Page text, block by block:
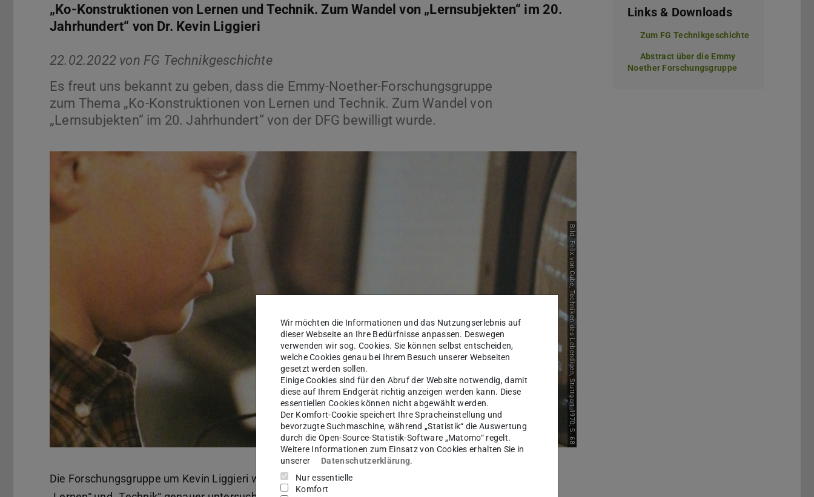
„Ko-Konstruktionen von Lernen und Technik. Zum Wandel von „Lernsubjekten“ im 20.
Jahrhundert“ von Dr. Kevin Liggieri
22.02.2022 von FG Technikgeschichte
Es freut uns bekannt zu geben, dass die Emmy-Noether-Forschungsgruppe
zum Thema „Ko-Konstruktionen von Lernen und Technik. Zum Wandel von
„Lernsubjekten“ im 20. Jahrhundert“ von der DFG bewilligt wurde.
Bild: Felix von Cube, Techniken des Lebendigen, Stuttgart 1970, S. 68
Die Forschungsgruppe um Kevin Liggieri wird ab Herbst 2022 die spannende Verbindung von
Links & Downloads
Zum FG Technikgeschichte
Abstract über die Emmy
Noether Forschungsgruppe
Wir möchten die Informationen und das Nutzungserlebnis auf
dieser Webseite an Ihre Bedürfnisse anpassen. Deswegen
verwenden wir sog. Cookies. Sie können selbst entscheiden,
welche Cookies genau bei Ihrem Besuch unserer Webseiten
gesetzt werden sollen.
Einige Cookies sind für den Abruf der Website notwendig, damit
diese auf Ihrem Endgerät richtig anzeigen werden kann. Diese
essentiellen Cookies können nicht abgewählt werden.
Der Komfort-Cookie speichert Ihre Spracheinstellung und
bevorzugte Suchmaschine, während „Statistik“ die Auswertung
durch die Open-Source-Statistik-Software „Matomo“ regelt.
Weitere Informationen zum Einsatz von Cookies erhalten Sie in
unserer
Datenschutzerklärung.
Nur essentielle
Komfort